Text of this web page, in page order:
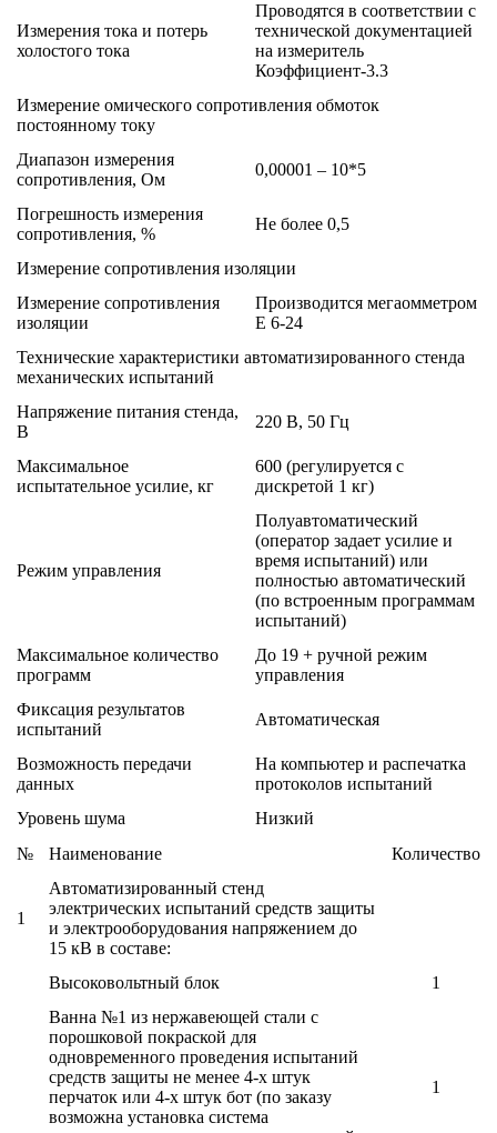
Измерения тока и потерь
холостого тока
Проводятся в соответствии с
технической документацией
на измеритель
Коэффициент-3.3
Измерение омического сопротивления обмоток
постоянному току
Диапазон измерения
сопротивления, Ом
0,00001 – 10*5
Погрешность измерения
сопротивления, %
Не более 0,5
Измерение сопротивления изоляции
Измерение сопротивления
изоляции
Производится мегаомметром
Е 6-24
Технические характеристики автоматизированного стенда
механических испытаний
Напряжение питания стенда,
В
220 В, 50 Гц
Максимальное
испытательное усилие, кг
600 (регулируется с
дискретой 1 кг)
Режим управления
Полуавтоматический
(оператор задает усилие и
время испытаний) или
полностью автоматический
(по встроенным программам
испытаний)
Максимальное количество
программ
До 19 + ручной режим
управления
Фиксация результатов
испытаний
Автоматическая
Возможность передачи
данных
На компьютер и распечатка
протоколов испытаний
Уровень шума
Низкий
№
Наименование Количество
1
Автоматизированный стенд
электрических испытаний средств защиты
и электрооборудования напряжением до
15 кВ в составе:
Высоковольтный блок
1
Ванна №1 из нержавеющей стали с
порошковой покраской для
одновременного проведения испытаний
средств защиты не менее 4-х штук
перчаток или 4-х штук бот (по заказу
возможна установка система
1